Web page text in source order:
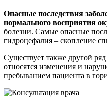
Опасные последствия
нормального восприятия
болезни. Самые опасные
гидроцефалия – скопление
Существует также другой
относятся изменения и
пребыванием пациента в